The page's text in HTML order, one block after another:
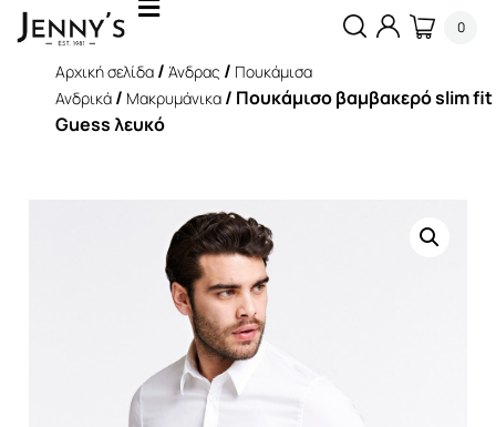
0
Αρχική σελίδα / Άνδρας / Πουκάμισα
Ανδρικά / Μακρυμάνικα / Πουκάμισο βαμβακερό slim fit
Guess λευκό